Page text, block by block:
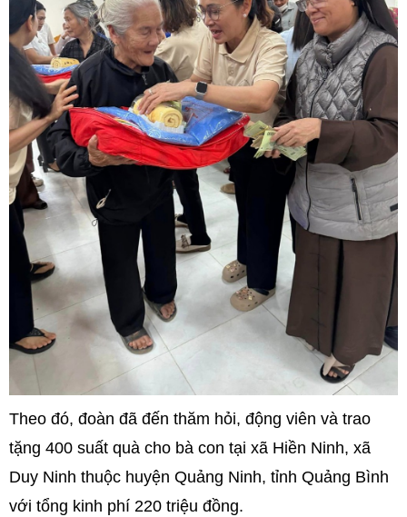
Theo đó, đoàn đã đến thăm hỏi, động viên và trao
tặng 400 suất quà cho bà con tại xã Hiền Ninh, xã
Duy Ninh thuộc huyện Quảng Ninh, tỉnh Quảng Bình
với tổng kinh phí 220 triệu đồng.